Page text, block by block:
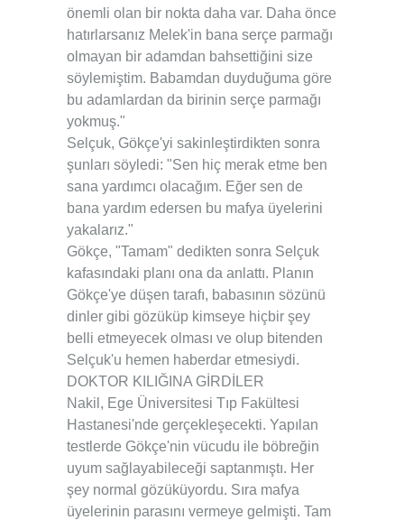
önemli olan bir nokta daha var. Daha önce
hatırlarsanız Melek'in bana serçe parmağı
olmayan bir adamdan bahsettiğini size
söylemiştim. Babamdan duyduğuma göre
bu adamlardan da birinin serçe parmağı
yokmuş."
Selçuk, Gökçe'yi sakinleştirdikten sonra
şunları söyledi: "Sen hiç merak etme ben
sana yardımcı olacağım. Eğer sen de
bana yardım edersen bu mafya üyelerini
yakalarız."
Gökçe, "Tamam" dedikten sonra Selçuk
kafasındaki planı ona da anlattı. Planın
Gökçe'ye düşen tarafı, babasının sözünü
dinler gibi gözüküp kimseye hiçbir şey
belli etmeyecek olması ve olup bitenden
Selçuk'u hemen haberdar etmesiydi.
DOKTOR KILIĞINA GİRDİLER
Nakil, Ege Üniversitesi Tıp Fakültesi
Hastanesi'nde gerçekleşecekti. Yapılan
testlerde Gökçe'nin vücudu ile böbreğin
uyum sağlayabileceği saptanmıştı. Her
şey normal gözüküyordu. Sıra mafya
üyelerinin parasını vermeye gelmişti. Tam